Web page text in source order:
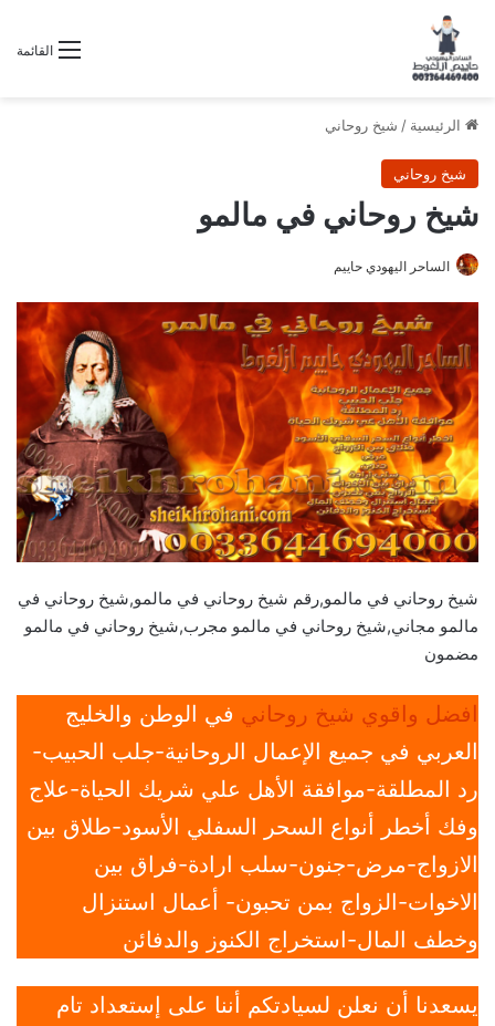
القائمة
الرئيسية / شيخ روحاني
شيخ روحاني
شيخ روحاني في مالمو
الساحر اليهودي حاييم
شيخ روحاني في مالمو,رقم شيخ روحاني في مالمو,شيخ روحاني في
مالمو مجاني,شيخ روحاني في مالمو مجرب,شيخ روحاني في مالمو
مضمون
افضل واقوي شيخ روحاني في الوطن والخليج
العربي في جميع الإعمال الروحانية-جلب الحبيب-
رد المطلقة-موافقة الأهل علي شريك الحياة-علاج
وفك أخطر أنواع السحر السفلي الأسود-طلاق بين
الازواج-مرض-جنون-سلب ارادة-فراق بين
الاخوات-الزواج بمن تحبون- أعمال استنزال
وخطف المال-استخراج الكنوز والدفائن
يسعدنا أن نعلن لسيادتكم أننا على إستعداد تام